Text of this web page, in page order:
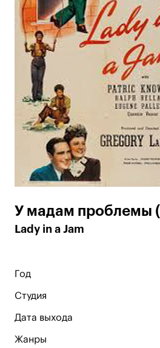
У мадам проблемы
Lady in a Jam
Год
Студия
Дата выхода
Жанры